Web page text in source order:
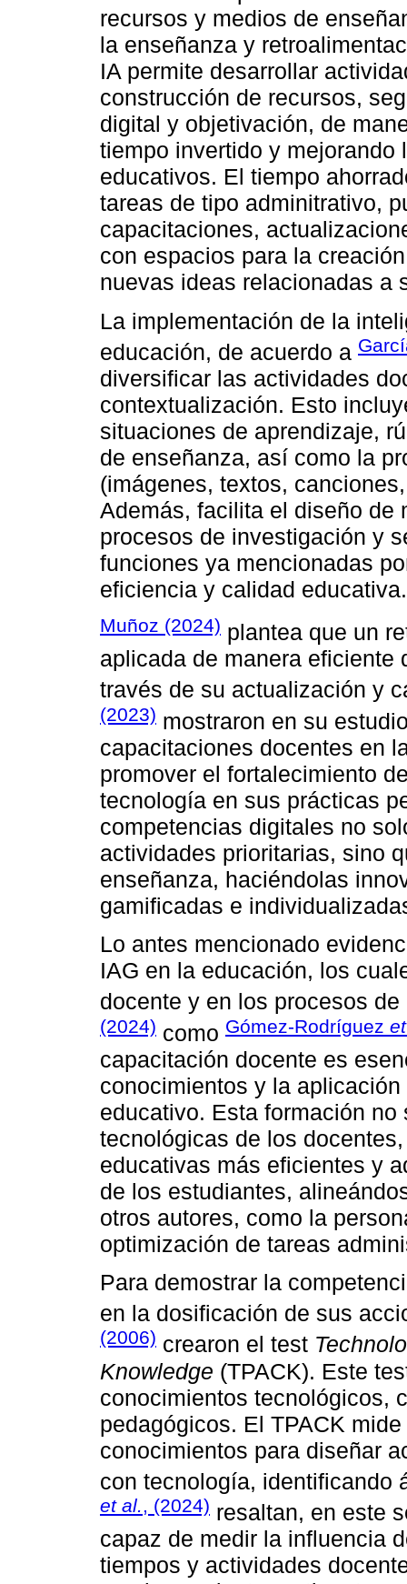
recursos y medios de
la enseñanza y
IA permite desarrollar
construcción de recursos,
digital y objetivación, de
tiempo invertido y mejorando
educativos. El tiempo
tareas de tipo adminitrativo,
capacitaciones,
con espacios para la
nuevas ideas relacionadas a
La implementación de la
educación, de acuerdo a
diversificar las actividades
contextualización. Esto
situaciones de aprendizaje,
de enseñanza, así como la
(imágenes, textos,
Además, facilita el diseño de
procesos de investigación y
funciones ya mencionadas
eficiencia y calidad educativa.
Muñoz (2024) plantea que un
aplicada de manera eficiente
través de su actualización y
(2023) mostraron en su
capacitaciones docentes en
promover el fortalecimiento
tecnología en sus prácticas
competencias digitales no
actividades prioritarias, sino
enseñanza, haciéndolas
gamificadas e
Lo antes mencionado
IAG en la educación, los
docente y en los procesos
(2024) como Gómez-Rodríguez
capacitación docente es
conocimientos y la
educativo. Esta formación
tecnológicas de los
educativas más eficientes y
de los estudiantes,
otros autores, como la
optimización de tareas
Para demostrar la
en la dosificación de sus
(2006) crearon el test
Knowledge (TPACK). Este
conocimientos tecnológicos,
pedagógicos. El TPACK
conocimientos para diseñar
con tecnología, identificando
et al., (2024) resaltan, en este
capaz de medir la influencia
tiempos y actividades